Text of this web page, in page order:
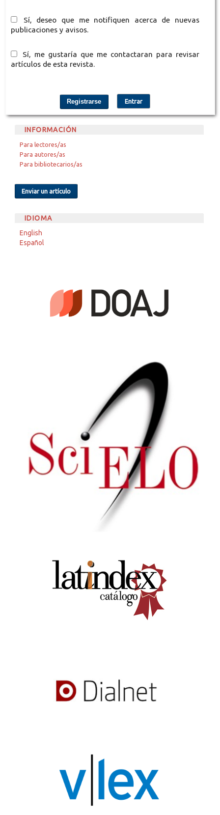
publicaciones y avisos.
artículos de esta revista.
Registrarse Entrar
INFORMACIÓN
Para lectores/as
Para autores/as
Para bibliotecarios/as
Enviar un artículo
IDIOMA
English
Español